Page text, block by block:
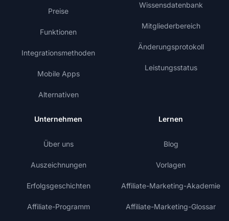
Preise
Funktionen
Integrationsmethoden
Mobile Apps
Alternativen
Wissensdatenbank
Mitgliederbereich
Änderungsprotokoll
Leistungsstatus
Unternehmen
Über uns
Auszeichnungen
Erfolgsgeschichten
Affiliate-Programm
Lernen
Blog
Vorlagen
Affiliate-Marketing-Akademie
Affiliate-Marketing-Glossar